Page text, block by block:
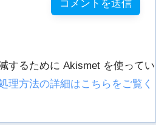
するために Akismet を使ってい
理方法の詳細はこちらをご覧く